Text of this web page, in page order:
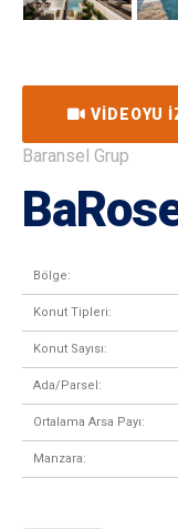
VIDEOYU
Baransel Grup
Bölge:
Konut Tipleri:
Konut Sayısı:
Ada/Parsel:
Ortalama Arsa Payı:
Manzara: